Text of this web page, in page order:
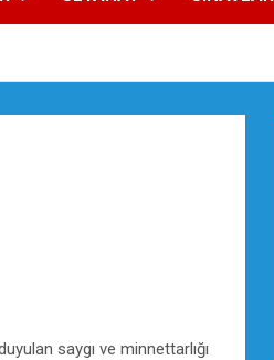
saygı ve minnettarlığı